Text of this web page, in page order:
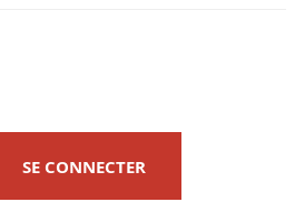
SE CONNECTER